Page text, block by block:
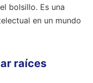
bolsillo. Es una
en un mundo
raíces